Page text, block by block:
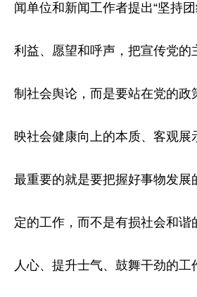
闻单位和新闻工作者提出“坚持
利益、愿望和呼声，把宣传党
制社会舆论，而是要站在党的政
映社会健康向上的本质、客观
最重要的就是要把握好事物发展
定的工作，而不是有损社会和
人心、提升士气、鼓舞干劲的